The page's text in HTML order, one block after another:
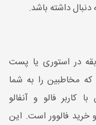
داشته باشد.
در استوری یا پست
که مخاطبین را به شما
کاربر فالو و آنفالو
فالوور است. این